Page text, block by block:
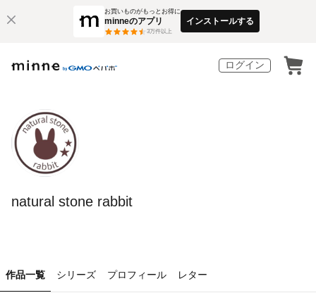
お買いものがもっとお得に
minneのアプリ
3万件以上
インストールする
ログイン
natural stone rabbit
作品一覧 シリーズ プロフィール レター